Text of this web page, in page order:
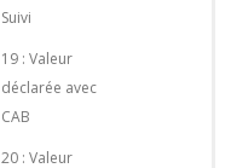
Suivi
19 : Valeur
déclarée avec
CAB
20 : Valeur